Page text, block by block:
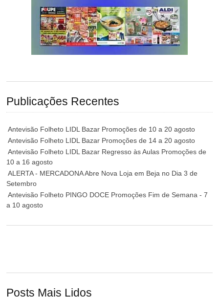
Publicações Recentes
Antevisão Folheto LIDL Bazar Promoções de 10 a 20 agosto
Antevisão Folheto LIDL Bazar Promoções de 14 a 20 agosto
Antevisão Folheto LIDL Bazar Regresso às Aulas Promoções de
10 a 16 agosto
ALERTA - MERCADONA Abre Nova Loja em Beja no Dia 3 de
Setembro
Antevisão Folheto PINGO DOCE Promoções Fim de Semana - 7
a 10 agosto
Posts Mais Lidos